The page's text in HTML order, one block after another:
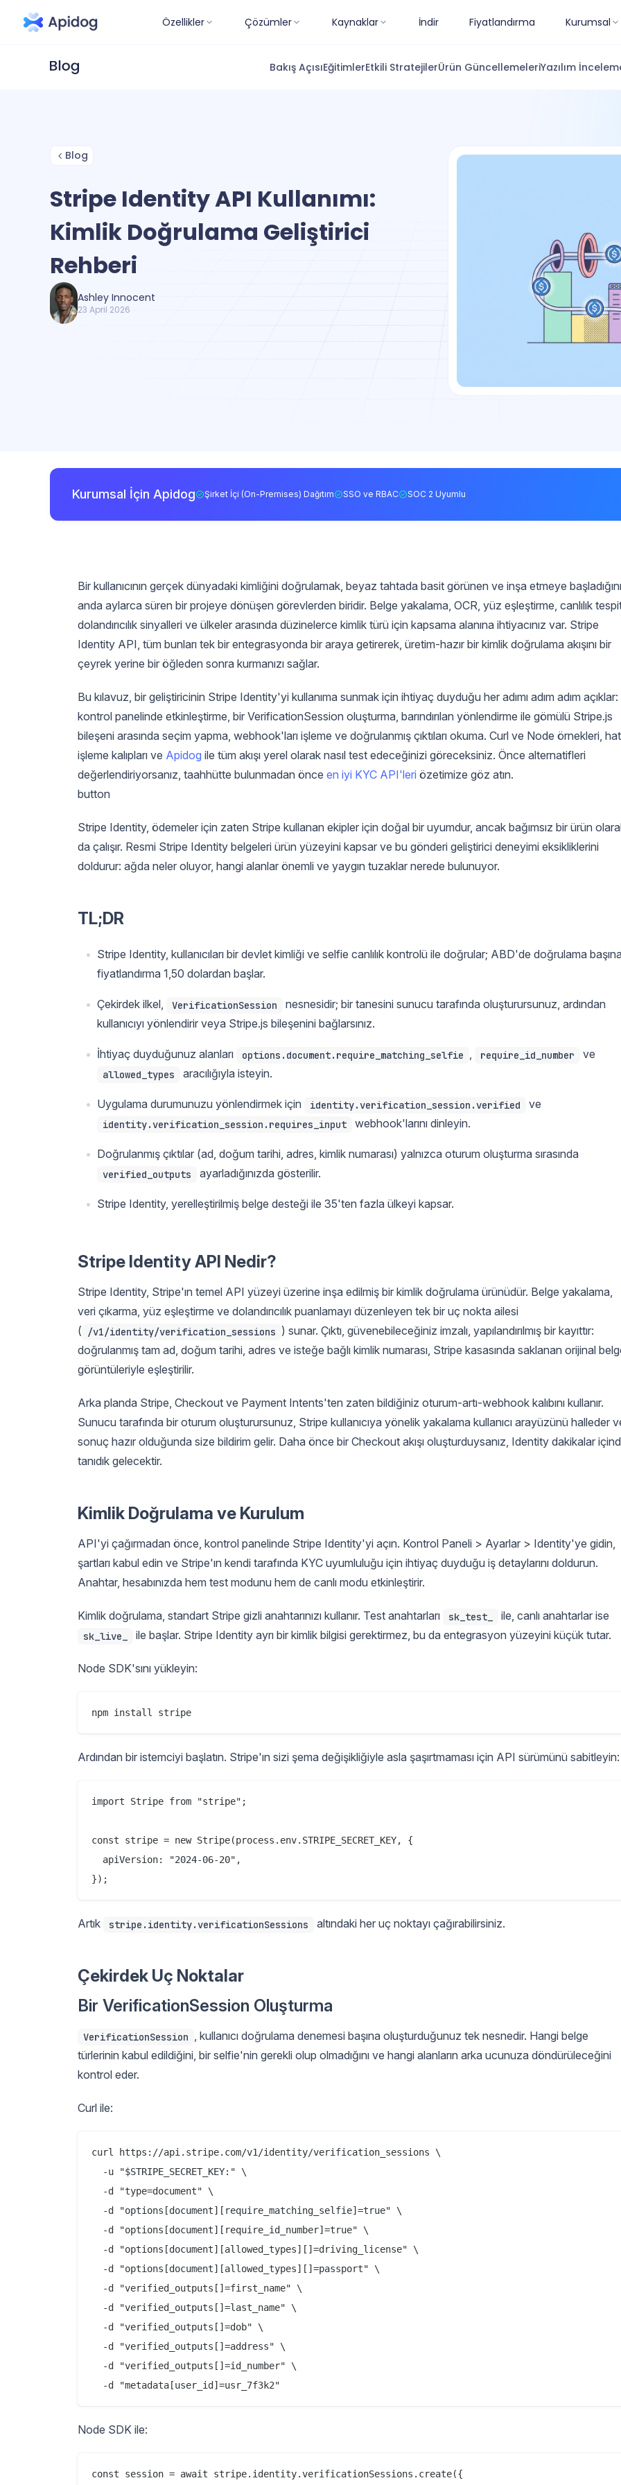
Özellikler Çözümler Kaynaklar İndir Fiyatlandırma Kurumsal
Bakış AçısıEğitimlerEtkili StratejilerÜrün GüncellemeleriYazılım
Blog
Stripe Identity API Kullanımı:
Kimlik Doğrulama Geliştirici
Rehberi
Ashley Innocent
23 April 2026
Kurumsal İçin Apidog Şirket İçi (On-Premises) Dağıtım SSO ve RBAC SOC 2 Uyumlu
Bir kullanıcının gerçek dünyadaki kimliğini doğrulamak, beyaz tahtada basit görünen ve inşa etmeye
anda aylarca süren bir projeye dönüşen görevlerden biridir. Belge yakalama, OCR, yüz eşleştirme, canlılık
dolandırıcılık sinyalleri ve ülkeler arasında düzinelerce kimlik türü için kapsama alanına ihtiyacınız var. Stripe
Identity API, tüm bunları tek bir entegrasyonda bir araya getirerek, üretim-hazır bir kimlik doğrulama akışını bir
çeyrek yerine bir öğleden sonra kurmanızı sağlar.
Bu kılavuz, bir geliştiricinin Stripe Identity'yi kullanıma sunmak için ihtiyaç duyduğu her adımı adım adım açıklar:
kontrol panelinde etkinleştirme, bir VerificationSession oluşturma, barındırılan yönlendirme ile gömülü Stripe.js
bileşeni arasında seçim yapma, webhook'ları işleme ve doğrulanmış çıktıları okuma. Curl ve Node örnekleri,
işleme kalıpları ve Apidog ile tüm akışı yerel olarak nasıl test edeceğinizi göreceksiniz. Önce alternatifleri
değerlendiriyorsanız, taahhütte bulunmadan önce en iyi KYC API'leri özetimize göz atın.
button
Stripe Identity, ödemeler için zaten Stripe kullanan ekipler için doğal bir uyumdur, ancak bağımsız bir ürün
da çalışır. Resmi Stripe Identity belgeleri ürün yüzeyini kapsar ve bu gönderi geliştirici deneyimi eksikliklerini
doldurur: ağda neler oluyor, hangi alanlar önemli ve yaygın tuzaklar nerede bulunuyor.
TL;DR
Stripe Identity, kullanıcıları bir devlet kimliği ve selfie canlılık kontrolü ile doğrular; ABD'de doğrulama başına
fiyatlandırma 1,50 dolardan başlar.
Çekirdek ilkel, VerificationSession
nesnesidir; bir tanesini sunucu tarafında oluşturursunuz, ardından
kullanıcıyı yönlendirir veya Stripe.js bileşenini bağlarsınız.
İhtiyaç duyduğunuz alanları options.document.require_matching_selfie require_id_number ve
allowed_types aracılığıyla isteyin.
Uygulama durumunuzu yönlendirmek için identity.verification_session.verified ve
identity.verification_session.requires_input webhook'larını dinleyin.
Doğrulanmış çıktılar (ad, doğum tarihi, adres, kimlik numarası) yalnızca oturum oluşturma sırasında
verified_outputs ayarladığınızda gösterilir.
Stripe Identity, yerelleştirilmiş belge desteği ile 35'ten fazla ülkeyi kapsar.
Stripe Identity API Nedir?
Stripe Identity, Stripe'ın temel API yüzeyi üzerine inşa edilmiş bir kimlik doğrulama ürünüdür. Belge yakalama,
veri çıkarma, yüz eşleştirme ve dolandırıcılık puanlamayı düzenleyen tek bir uç nokta ailesi
(
/v1/identity/verification_sessions ) sunar. Çıktı, güvenebileceğiniz imzalı, yapılandırılmış bir kayıttır:
doğrulanmış tam ad, doğum tarihi, adres ve isteğe bağlı kimlik numarası, Stripe kasasında saklanan orijinal
görüntüleriyle eşleştirilir.
Arka planda Stripe, Checkout ve Payment Intents'ten zaten bildiğiniz oturum-artı-webhook kalıbını kullanır.
Sunucu tarafında bir oturum oluşturursunuz, Stripe kullanıcıya yönelik yakalama kullanıcı arayüzünü halleder
sonuç hazır olduğunda size bildirim gelir. Daha önce bir Checkout akışı oluşturduysanız, Identity dakikalar
tanıdık gelecektir.
Kimlik Doğrulama ve Kurulum
API'yi çağırmadan önce, kontrol panelinde Stripe Identity'yi açın. Kontrol Paneli > Ayarlar > Identity'ye gidin,
şartları kabul edin ve Stripe'ın kendi tarafında KYC uyumluluğu için ihtiyaç duyduğu iş detaylarını doldurun.
Anahtar, hesabınızda hem test modunu hem de canlı modu etkinleştirir.
Kimlik doğrulama, standart Stripe gizli anahtarınızı kullanır. Test anahtarları sk_test_ ile, canlı anahtarlar ise
sk_live_ ile başlar. Stripe Identity ayrı bir kimlik bilgisi gerektirmez, bu da entegrasyon yüzeyini küçük tutar.
Node SDK'sını yükleyin:
Ardından bir istemciyi başlatın. Stripe'ın sizi şema değişikliğiyle asla şaşırtmaması için API sürümünü sabitleyin:
import Stripe from "stripe";
const stripe = new Stripe(process.env.STRIPE_SECRET_KEY, {
  apiVersion: "2024-06-20",
Artık stripe.identity.verificationSessions altındaki her uç noktayı çağırabilirsiniz.
Çekirdek Uç Noktalar
Bir VerificationSession Oluşturma
VerificationSession
, kullanıcı doğrulama denemesi başına oluşturduğunuz tek nesnedir. Hangi belge
türlerinin kabul edildiğini, bir selfie'nin gerekli olup olmadığını ve hangi alanların arka ucunuza döndürüleceğini
kontrol eder.
Curl ile:
curl https://api.stripe.com/v1/identity/verification_sessions \
  -u "$STRIPE_SECRET_KEY:" \
  -d "type=document" \
  -d "options[document][require_matching_selfie]=true" \
  -d "options[document][require_id_number]=true" \
  -d "options[document][allowed_types][]=driving_license" \
  -d "options[document][allowed_types][]=passport" \
  -d "verified_outputs[]=first_name" \
  -d "verified_outputs[]=last_name" \
  -d "verified_outputs[]=dob" \
  -d "verified_outputs[]=address" \
  -d "verified_outputs[]=id_number" \
Node SDK ile:
const session = await stripe.identity.verificationSessions.create({